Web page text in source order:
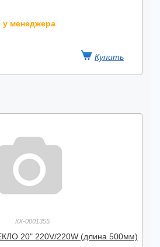
у менеджера
КХ-0001355
20" 220V/220W (длина 500мм)